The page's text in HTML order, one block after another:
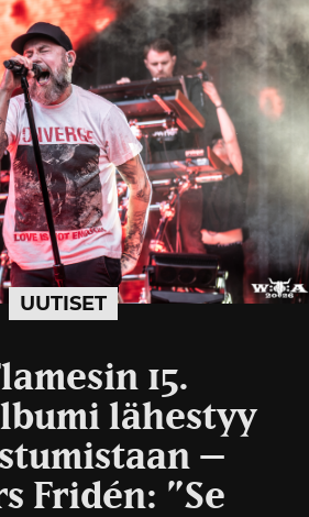
UUTISET
15.
lähestyy
–
Fridén: ”Se